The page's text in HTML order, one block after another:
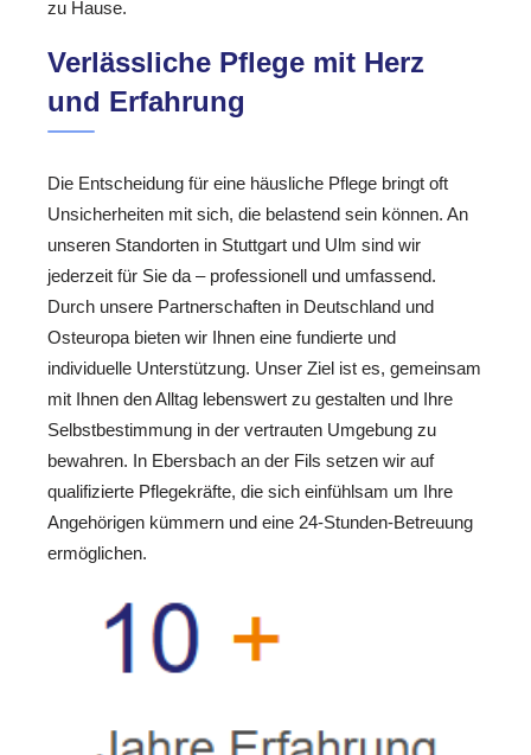
zu Hause.
Verlässliche Pflege mit Herz
und Erfahrung
Die Entscheidung für eine häusliche Pflege bringt oft
Unsicherheiten mit sich, die belastend sein können. An
unseren Standorten in Stuttgart und Ulm sind wir
jederzeit für Sie da – professionell und umfassend.
Durch unsere Partnerschaften in Deutschland und
Osteuropa bieten wir Ihnen eine fundierte und
individuelle Unterstützung. Unser Ziel ist es, gemeinsam
mit Ihnen den Alltag lebenswert zu gestalten und Ihre
Selbstbestimmung in der vertrauten Umgebung zu
bewahren. In Ebersbach an der Fils setzen wir auf
qualifizierte Pflegekräfte, die sich einfühlsam um Ihre
Angehörigen kümmern und eine 24-Stunden-Betreuung
ermöglichen.